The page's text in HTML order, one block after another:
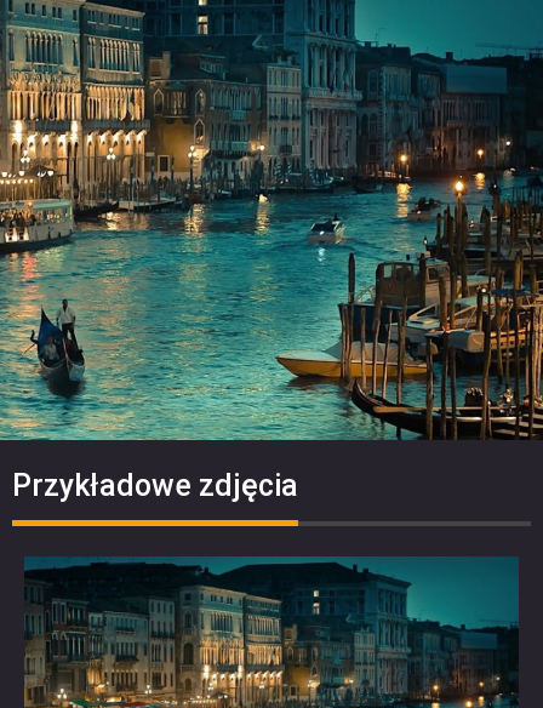
Przykładowe zdjęcia